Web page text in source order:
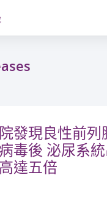
發現良性前列
毒後 泌尿系
達五倍